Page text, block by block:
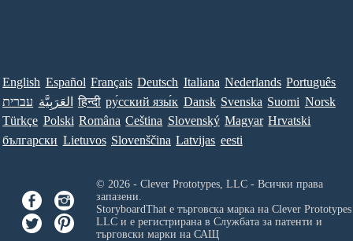
English Español Français Deutsch Italiana Nederlands Português
עברית العَرَبِيَّة हिन्दी ру́сский язы́к Dansk Svenska Suomi Norsk
Türkçe Polski Româna Ceština Slovenský Magyar Hrvatski
български Lietuvos Slovenščina Latvijas eesti
© 2026 - Clever Prototypes, LLC - Всички права
запазени.
StoryboardThat е търговска марка на Clever
LLCи е регистрирана в Службата за патенти и
търговски марки на САЩ